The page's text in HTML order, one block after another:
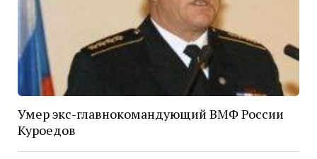
Умер экс-главнокомандующий ВМФ России
Куроедов